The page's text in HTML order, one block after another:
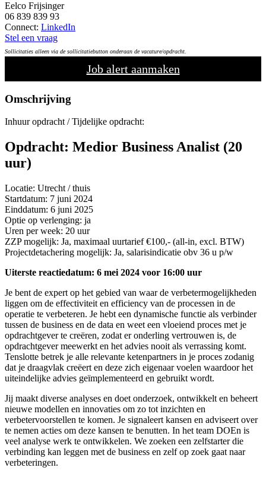
Eelco Frijsinger
06 839 839 93
Connect: LinkedIn
Stel een vraag
Sollicitaties alleen via de sollicitatiebutton onderaan de vacature/opdracht.
Job alert aanmaken
Omschrijving
Inhuur opdracht / Tijdelijke opdracht:
Opdracht: Medior Business Analist (20
uur)
Locatie: Utrecht / thuis
Startdatum: 7 juni 2024
Einddatum: 6 juni 2025
Optie op verlenging: ja
Uren per week: 20 uur
ZZP mogelijk: Ja, maximaal uurtarief €100,- (all-in, excl. BTW)
Projectdetachering mogelijk: Ja, salarisindicatie obv 36 u p/w
Uiterste reactiedatum: 6 mei 2024 voor 16:00 uur
Je bent de expert op het gebied van waar de verbetermogelijkheden
liggen om de effectiviteit en efficiency van de processen in de
operatie te verbeteren. Je hebt een dynamische functie als verbinder
tussen de business en de data en weet een vloeiend proces met je
opdrachtgever te creëren, zodat er onderling vertrouwen is, de
opdrachtgever meewerkt en het advies nooit als verrassing komt.
Tenslotte betrek je alle relevante ketenpartners in je proces zodanig
dat je draagvlak creëert en deze zich eigenaar voelen waardoor het
uiteindelijke advies geïmplementeerd en gebruikt wordt.
Jij maakt diverse analyses en doet onderzoek, ontwikkelt en beheert
nieuwe modellen en innovaties om zo tot inzichten en
verbetervoorstellen te komen. Je signaleert kansen en adviseert over
te nemen acties om deze kansen te benutten. In het team DOEn is
veel analyse werk te ontwikkelen. We zoeken een zelfstarter die
verbinding kan leggen met de business en zelf op zoek gaat naar
verbeteringen.